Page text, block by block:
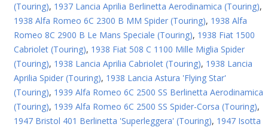
(Touring), 1937 Lancia Aprilia Berlinetta Aerodinamica (Touring),
1938 Alfa Romeo 6C 2300 B MM Spider (Touring), 1938 Alfa
Romeo 8C 2900 B Le Mans Speciale (Touring), 1938 Fiat 1500
Cabriolet (Touring), 1938 Fiat 508 C 1100 Mille Miglia Spider
(Touring), 1938 Lancia Aprilia Cabriolet (Touring), 1938 Lancia
Aprilia Spider (Touring), 1938 Lancia Astura 'Flying Star'
(Touring), 1939 Alfa Romeo 6C 2500 SS Berlinetta Aerodinamica
(Touring), 1939 Alfa Romeo 6C 2500 SS Spider-Corsa (Touring),
1947 Bristol 401 Berlinetta 'Superleggera' (Touring), 1947 Isotta